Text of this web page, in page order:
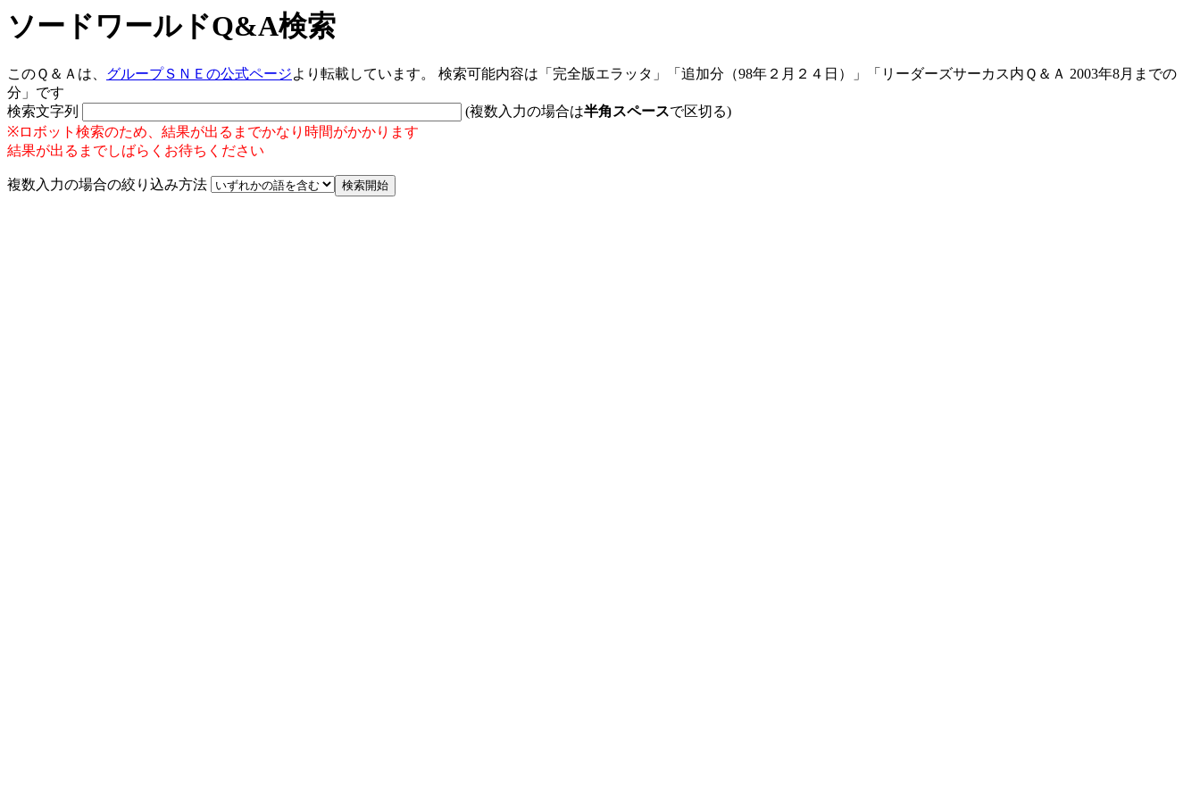
ソードワールドQ&A検索
このＱ＆Ａは、 グループＳＮＥの公式ページより転載しています。 検索可能内容は「完全版エラッタ」「追加分（98年２月２４日）」「リーダーズサーカス内Ｑ＆Ａ 2003年8月までの
分」です
検索文字列
(複数入力の場合は半角スペースで区切る)
※ロボット検索のため、結果が出るまでかなり時間がかかります
結果が出るまでしばらくお待ちください
複数入力の場合の絞り込み方法